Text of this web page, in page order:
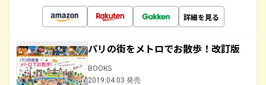
詳細を見る
パリの街をメトロでお散歩！改訂版
BOOKS
2019.04.03 発売